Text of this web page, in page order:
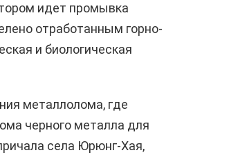
идет промывка
отработанным горно-
и биологическая
металлолома, где
черного металла для
села Юрюнг-Хая,